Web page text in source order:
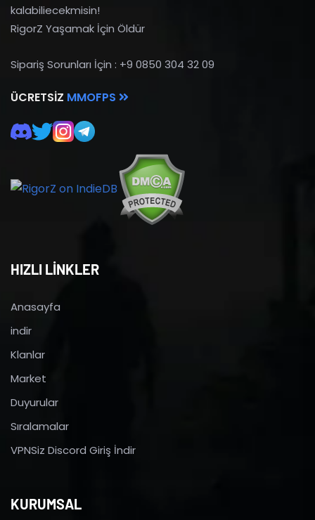
kalabiliecekmisin!
RigorZ Yaşamak İçin Öldür
Sipariş Sorunları İçin : +9 0850 304 32 09
ÜCRETSIZ MMOFPS
HIZLI LİNKLER
Anasayfa
indir
Klanlar
Market
Duyurular
Sıralamalar
VPNSiz Discord Giriş İndir
KURUMSAL